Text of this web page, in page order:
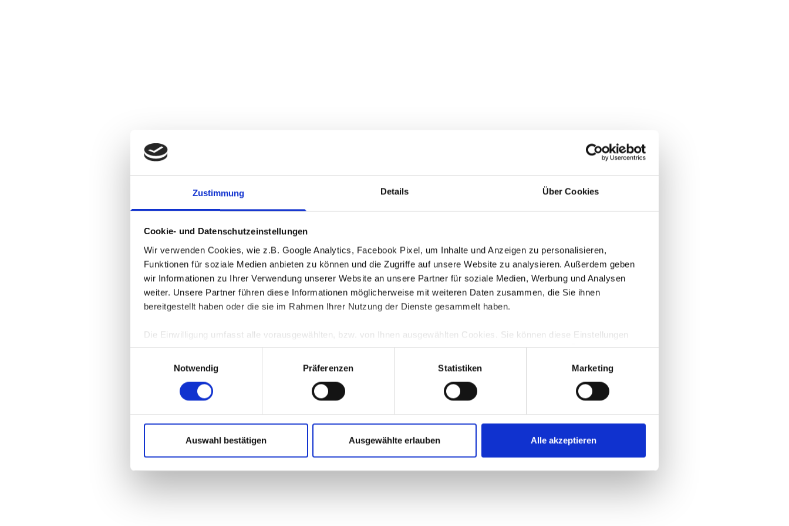
Zustimmung Details Über Cookies
Cookie- und Datenschutzeinstellungen
Wir verwenden Cookies, wie z.B. Google Analytics, Facebook Pixel, um Inhalte und Anzeigen zu personalisieren,
Funktionen für soziale Medien anbieten zu können und die Zugriffe auf unsere Website zu analysieren. Außerdem geben
wir Informationen zu Ihrer Verwendung unserer Website an unsere Partner für soziale Medien, Werbung und Analysen
weiter. Unsere Partner führen diese Informationen möglicherweise mit weiteren Daten zusammen, die Sie ihnen
bereitgestellt haben oder die sie im Rahmen Ihrer Nutzung der Dienste gesammelt haben.
Die Einwilligung umfasst alle vorausgewählten, bzw. von Ihnen ausgewählten Cookies. Sie können diese Einstellungen
jederzeit unter DATENSCHUTZanpassen bzw. widerrufen. Eine Erklärung zur Funktionsweise und eine Übersicht zu den
verwendeten externen Komponenten finden Sie in unserer
Datenschutzerklärung
Notwendig
Präferenzen Statistiken Marketing
Auswahl bestätigen Ausgewählte erlauben Alle akzeptieren
Application error: a client-side exception has occurred (see the browser console for more information)